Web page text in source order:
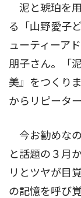
泥と琥珀を
る「山野愛子
ューティーア
朋子さん。「
美』をつくり
からリピータ
今お勧めなの
と話題の３月
リとツヤが目
の記憶を呼び